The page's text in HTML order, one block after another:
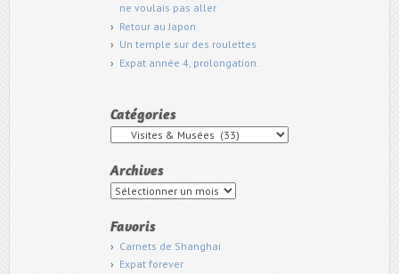
ne voulais pas aller
Retour au Japon
Un temple sur des roulettes
Expat année 4, prolongation.
Catégories
Catégories
Archives
Archives
Favoris
Carnets de Shanghai
Expat forever